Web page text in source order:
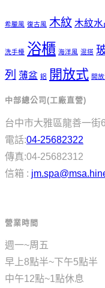
希臘風 復古風 木紋 木紋水
洗手檯 浴櫃 海洋風 混搭
列 薄盆 鋁 開放式 開
中部總公司(工廠直營)
台中市大雅區龍善一街
電話:04-25682322
傳真:04-25682312
信箱 :
營業時間
週一~周五
早上8點半~下午5點半
中午12點~1點休息